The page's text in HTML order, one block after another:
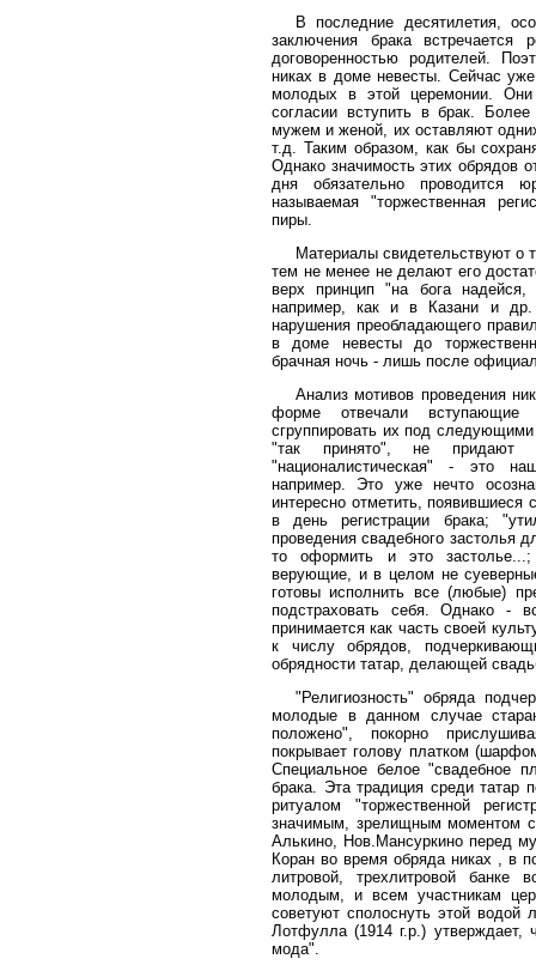
В последние десятилетия,
заключения брака встречается
договоренностью родителей.
никах в доме невесты. Сейчас
молодых в этой церемонии.
согласии вступить в брак.
мужем и женой, их оставляют
т.д. Таким образом, как бы
Однако значимость этих обрядов
дня обязательно проводится
называемая "торжественная
пиры.
Материалы свидетельствуют о
тем не менее не делают его
верх принцип "на бога
например, как и в Казани и др.
нарушения преобладающего
в доме невесты до
брачная ночь - лишь после
Анализ мотивов проведения
форме отвечали вступающие
сгруппировать их под
"так принято", не придают
"националистическая" - это
например. Это уже нечто
интересно отметить,
в день регистрации брака;
проведения свадебного застолья
то оформить и это
верующие, и в целом не
готовы исполнить все (любые)
подстраховать себя. Однако -
принимается как часть своей
к числу обрядов,
обрядности татар, делающей
"Религиозность" обряда
молодые в данном случае
положено", покорно
покрывает голову платком
Специальное белое "свадебное
брака. Эта традиция среди татар
ритуалом "торжественной
значимым, зрелищным моментом
Алькино, Нов.Мансуркино перед
Коран во время обряда никах , в
литровой, трехлитровой
молодым, и всем участникам
советуют сполоснуть этой
Лотфулла (1914 г.р.) утверждает,
мода".